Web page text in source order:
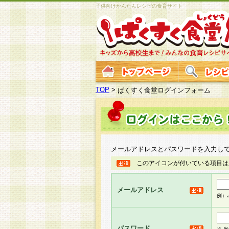
子供向けかんたんレシピの食育サイト
TOP >ぱくすく食堂ログインフォーム
メールアドレスとパスワードを入力し
このアイコンが付いている項目
メールアドレス
例）